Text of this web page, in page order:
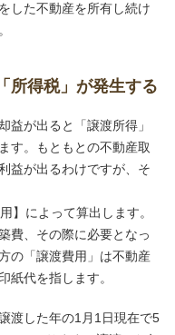
した不動産を所有し続け
所得税」が発生する
益が出ると「譲渡所得」
す。もともとの不動産取
益が出るわけですが、そ
】によって算出します。
費、その際に必要となっ
の「譲渡費用」は不動産
紙代を指します。
渡した年の1月1日現在で5